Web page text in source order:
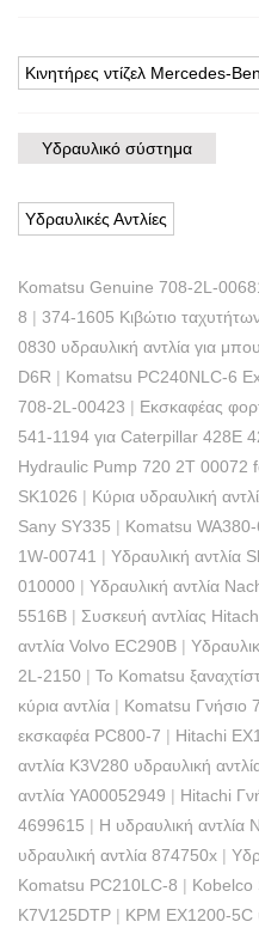
Κινητήρες ντίζελ Mercedes-
Υδραυλικό σύστημα
Υδραυλικές Αντλίες
Komatsu Genuine 708-2L-
8 | 374-1605 Κιβώτιο
0830 υδραυλική αντλία για
D6R | Komatsu PC240NLC-6
708-2L-00423 | Εκσκαφέας
541-1194 για Caterpillar 428E
Hydraulic Pump 720 2T 00072
SK1026 | Κύρια υδραυλική
Sany SY335 | Komatsu WA380-
1W-00741 | Υδραυλική αντλία
010000 | Υδραυλική αντλία
5516B | Συσκευή αντλίας
αντλία Volvo EC290B |
2L-2150 | Το Komatsu
κύρια αντλία | Komatsu Γνήσιο
εκσκαφέα PC800-7 | Hitachi
αντλία K3V280 υδραυλική
αντλία YA00052949 | Hitachi
4699615 | Η υδραυλική αντλία
υδραυλική αντλία 874750x |
Komatsu PC210LC-8 | Kobelco
K7V125DTP | KPM EX1200-5C